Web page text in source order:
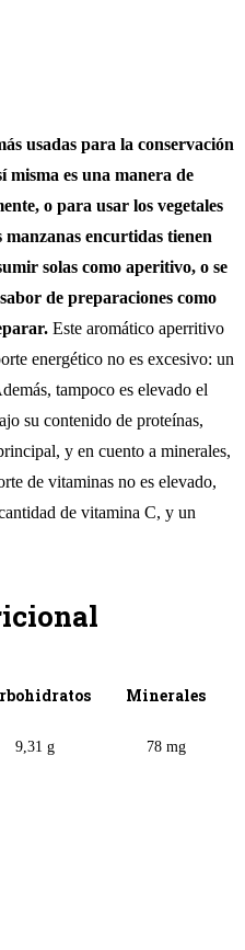
usadas para la conservación
misma es una manera de
o para usar los vegetales
encurtidas tienen
solas como aperitivo, o se
de preparaciones como
Este aromático aperritivo
energético no es excesivo: un
tampoco es elevado el
su contenido de proteínas,
y en cuento a minerales,
de vitaminas no es elevado,
de vitamina C, y un
Minerales
9,31 g 78 mg